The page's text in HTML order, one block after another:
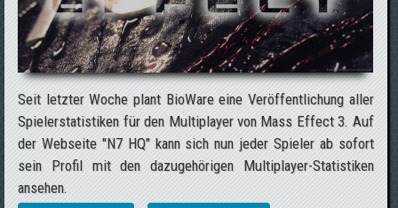
Seit letzter Woche plant BioWare eine Veröffentlichung aller
Spielerstatistiken für den Multiplayer von Mass Effect 3. Auf
der Webseite "N7 HQ" kann sich nun jeder Spieler ab sofort
sein Profil mit den dazugehörigen Multiplayer-Statistiken
ansehen.